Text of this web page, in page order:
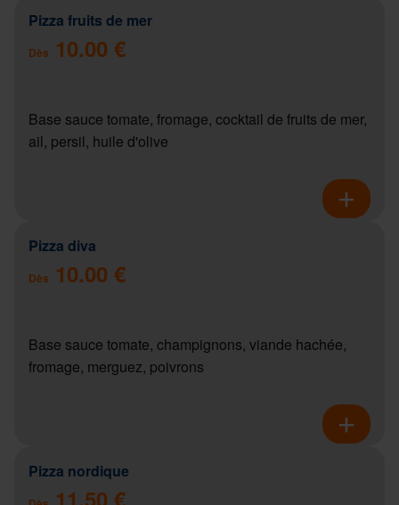
Pizza fruits de mer
Dès 10.00 €
Base sauce tomate, fromage, cocktail de fruits de mer,
ail, persil, huile d'olive
Pizza diva
Dès 10.00 €
Base sauce tomate, champignons, viande hachée,
fromage, merguez, poivrons
Pizza nordique
11.50 €